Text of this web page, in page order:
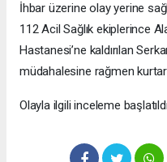
İhbar üzerine olay yerine
112 Acil Sağlık ekiplerince
Hastanesi’ne kaldırılan
müdahalesine rağmen
Olayla ilgili inceleme